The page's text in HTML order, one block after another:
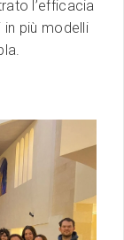
l’efficacia
in più modelli